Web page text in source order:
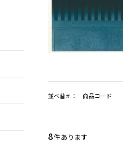
並べ替え： 商品コード
8件あります